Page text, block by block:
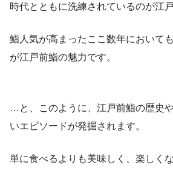
時代とともに洗練されているのが江戸
鮨人気が高まったここ数年において
が江戸前鮨の魅力です。
…と、このように、江戸前鮨の歴史
いエピソードが発掘されます。
単に食べるよりも美味しく、楽しく